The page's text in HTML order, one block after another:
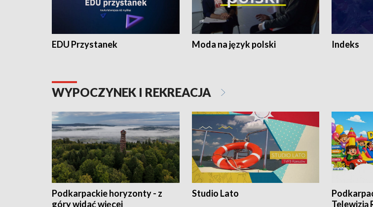
EDU Przystanek Moda na język polski Indeks
WYPOCZYNEK I REKREACJA
Podkarpackie horyzonty - z
góry widać więcej
Studio Lato
Telewizją